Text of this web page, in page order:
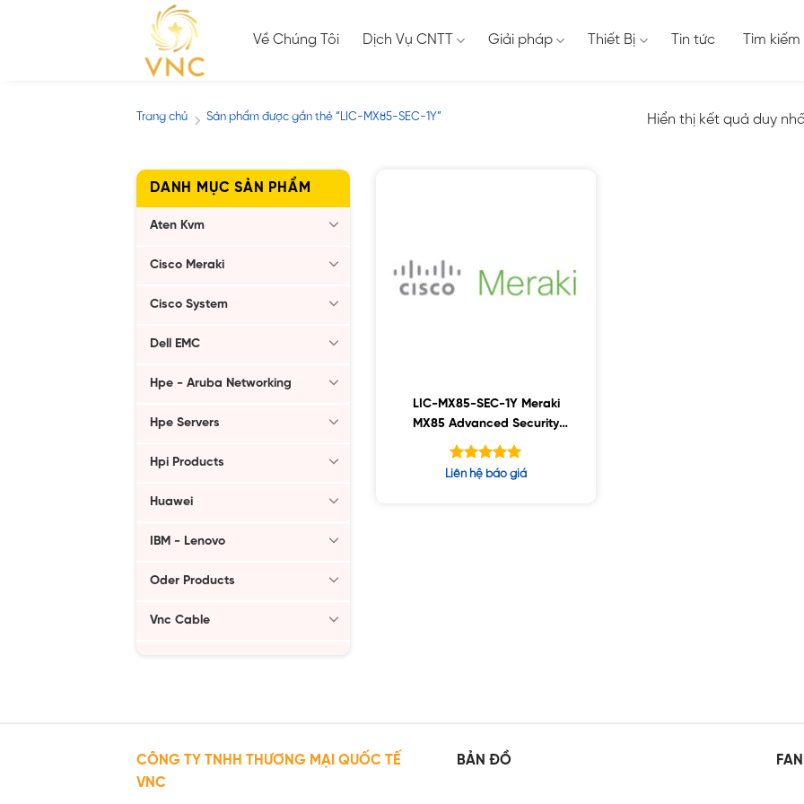
Về Chúng Tôi Dịch Vụ CNTT Giải pháp Thiết Bị Tin tức Tìm kiếm
Trang chủ / Sản phẩm được gắn thẻ “LIC-MX85-SEC-1Y” Hiển thị kết quả duy
DANH MỤC SẢN PHẨM
Aten Kvm
Cisco Meraki
Cisco System
Dell EMC
Hpe - Aruba Networking
Hpe Servers
Hpi Products
Huawei
IBM - Lenovo
Oder Products
Vnc Cable
LIC-MX85-SEC-1Y Meraki
MX85 Advanced Security
License and Support, 1YR
Được xếp
Liên hệ báo giá
CÔNG TY TNHH THƯƠNG MẠI QUỐC TẾ
VNC
BẢN ĐỒ